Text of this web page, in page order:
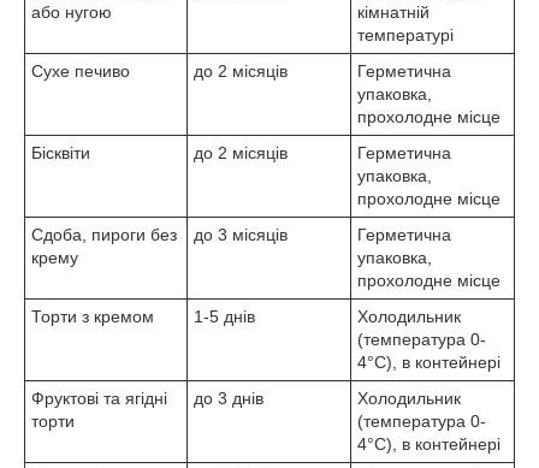
або нугою
кімнатній
температурі
Сухе печиво
до 2 місяців
Герметична
упаковка,
прохолодне місце
Бісквіти
до 2 місяців
Герметична
упаковка,
прохолодне місце
Сдоба, пироги без
крему
до 3 місяців
Герметична
упаковка,
прохолодне місце
Торти з кремом
1-5 днів
Холодильник
(температура 0-
4°C), в контейнері
Фруктові та ягідні
торти
до 3 днів
Холодильник
(температура 0-
4°C), в контейнері